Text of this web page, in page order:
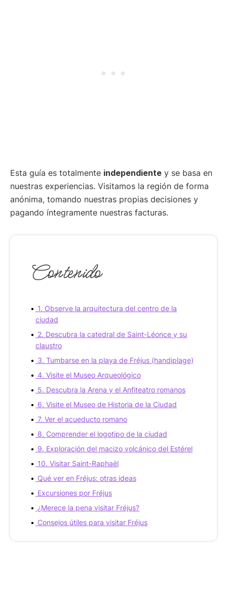
Esta guía es totalmente independiente y se basa en
nuestras experiencias. Visitamos la región de forma
anónima, tomando nuestras propias decisiones y
pagando íntegramente nuestras facturas.
Contenido
1. Observe la arquitectura del centro de la
ciudad
2. Descubra la catedral de Saint-Léonce y su
claustro
3. Tumbarse en la playa de Fréjus (handiplage)
4. Visite el Museo Arqueológico
5. Descubra la Arena y el Anfiteatro romanos
6. Visite el Museo de Historia de la Ciudad
7. Ver el acueducto romano
8. Comprender el logotipo de la ciudad
9. Exploración del macizo volcánico del Estérel
10. Visitar Saint-Raphaël
Qué ver en Fréjus: otras ideas
Excursiones por Fréjus
¿Merece la pena visitar Fréjus?
Consejos útiles para visitar Fréjus